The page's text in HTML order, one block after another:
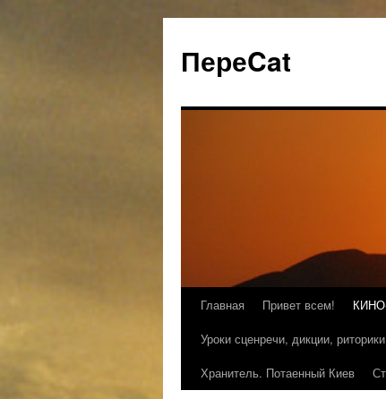
ПереCat
Главная Привет всем!
Уроки сценречи, дикции,
Хранитель. Потаенный Киев